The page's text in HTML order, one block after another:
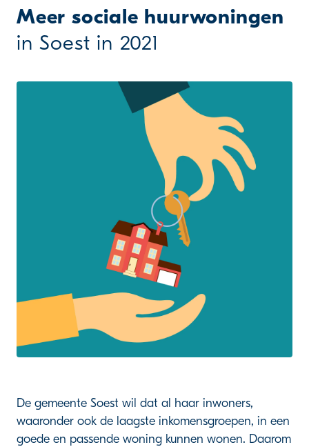
Meer sociale huurwoningen
in Soest in 2021
De gemeente Soest wil dat al haar inwoners,
waaronder ook de laagste inkomensgroepen, in een
goede en passende woning kunnen wonen. Daarom